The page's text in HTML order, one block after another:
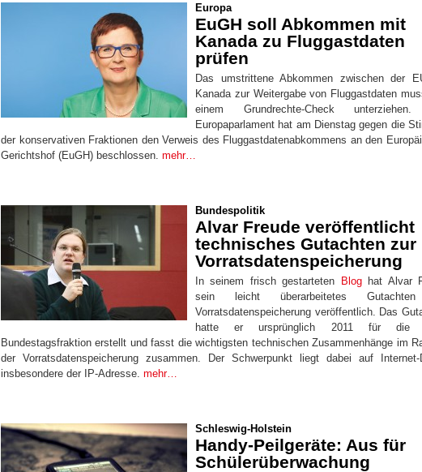
Europa
EuGH soll Abkommen mit
Kanada zu Fluggastdaten
prüfen
Das umstrittene Abkommen zwischen der
Kanada zur Weitergabe von Fluggastdaten
einem Grundrechte-Check
Europaparlament hat am Dienstag gegen die
der konservativen Fraktionen den Verweis des Fluggastdatenabkommens an den
Gerichtshof (EuGH) beschlossen. mehr…
Bundespolitik
Alvar Freude veröffentlicht
technisches Gutachten zur
Vorratsdatenspeicherung
In seinem frisch gestarteten Bloghat Alvar
sein leicht überarbeitetes
Vorratsdatenspeicherung veröffentlich. Das
hatte er ursprünglich 2011 für die
Bundestagsfraktion erstellt und fasst die wichtigsten technischen Zusammenhänge im
der Vorratsdatenspeicherung zusammen. Der Schwerpunkt liegt dabei auf Internet-
insbesondere der IP-Adresse. mehr…
Schleswig-Holstein
Handy-Peilgeräte: Aus für
Schülerüberwachung